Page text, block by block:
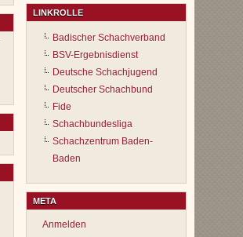
LINKROLLE
Badischer Schachverband
BSV-Ergebnisdienst
Deutsche Schachjugend
Deutscher Schachbund
Fide
Schachbundesliga
Schachzentrum Baden-
Baden
META
Anmelden